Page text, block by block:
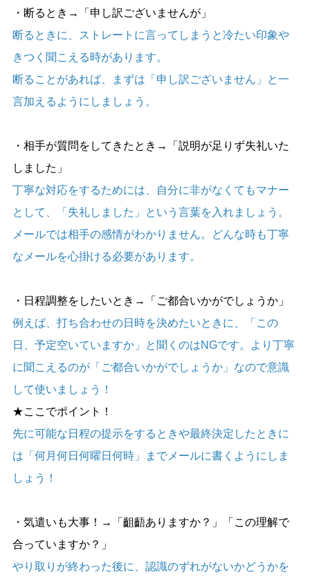
・断るとき→「申し訳ございませんが」
断るときに、ストレートに言ってしまうと冷たい印象や
きつく聞こえる時があります。
断ることがあれば、まずは「申し訳ございません」と一
言加えるようにしましょう。
・相手が質問をしてきたとき→「説明が足りず失礼いた
しました」
丁寧な対応をするためには、自分に非がなくてもマナー
として、「失礼しました」という言葉を入れましょう。
メールでは相手の感情がわかりません。どんな時も丁寧
なメールを心掛ける必要があります。
・日程調整をしたいとき→「ご都合いかがでしょうか」
例えば、打ち合わせの日時を決めたいときに、「この
日、予定空いていますか」と聞くのはNGです。より丁寧
に聞こえるのが「ご都合いかがでしょうか」なので意識
して使いましょう！
★ここでポイント！
先に可能な日程の提示をするときや最終決定したときに
は「何月何日何曜日何時」までメールに書くようにしま
しょう！
・気遣いも大事！→「齟齬ありますか？」「この理解で
合っていますか？」
やり取りが終わった後に、認識のずれがないかどうかを